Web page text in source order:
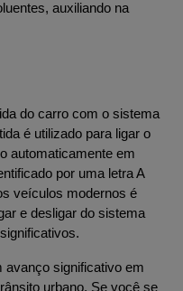
auxiliando na
do carro com o sistema
é utilizado para ligar o
automaticamente em
por uma letra A
veículos modernos é
e desligar do sistema
avanço significativo em
urbano. Se você se